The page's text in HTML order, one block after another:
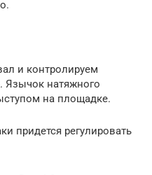
и контролируем
Язычок натяжного
на площадке.
придется регулировать